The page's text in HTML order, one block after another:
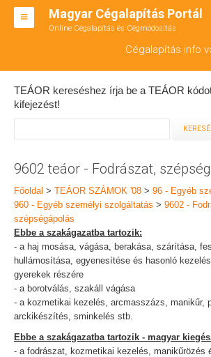
Magyar Cégalapítás Portál
Online Cégalapítás és Cégmódosítás
Cégalapítás info
BT ALAPÍTÁS
RT ALAPÍTÁS
TEÁOR SZÁMOK '08
ENGEDÉLYKÖTELES
KAPCSOLAT
IRODÁK
TEÁOR kereséshez írja be a TEÁOR
kifejezést!
9602 teáor - Fodrászat,
Főoldal > TEÁOR SZÁMOK '08 > 96 - Egyéb
960 - Egyéb személyi szolgáltatás > 9602 -
szépségápolás
Ebbe a szakágazatba tartozik:
- a haj mosása, vágása, berakása, szárítása,
hullámosítása, egyenesítése és hasonló
gyerekek részére
- a borotválás, szakáll vágása
- a kozmetikai kezelés, arcmasszázs, manikűr,
arckikészítés, sminkelés stb.
Ebbe a szakágazatba tartozik - magyar
- a fodrászat, kozmetikai kezelés, manikűrözés